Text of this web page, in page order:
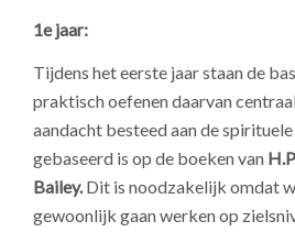
1e jaar:
Tijdens het eerste jaar staan de
praktisch oefenen daarvan
aandacht besteed aan de
gebaseerd is op de boeken van
Bailey.Dit is noodzakelijk omdat
gewoonlijk gaan werken op